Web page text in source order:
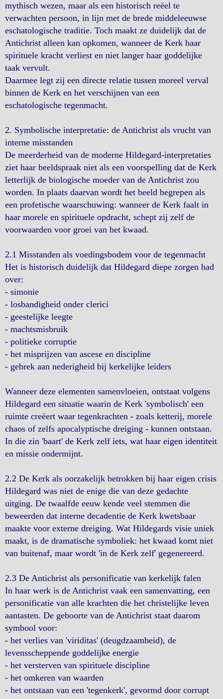
mythisch wezen, maar als een historisch reëel te
verwachten persoon, in lijn met de brede middeleeuwse
eschatologische traditie. Toch maakt ze duidelijk dat de
Antichrist alleen kan opkomen, wanneer de Kerk haar
spirituele kracht verliest en niet langer haar goddelijke
taak vervult.
Daarmee legt zij een directe relatie tussen moreel verval
binnen de Kerk en het verschijnen van een
eschatologische tegenmacht.
2. Symbolische interpretatie: de Antichrist als vrucht van
interne misstanden
De meerderheid van de moderne Hildegard-interpretaties
ziet haar beeldspraak niet als een voorspelling dat de Kerk
letterlijk de biologische moeder van de Antichrist zou
worden. In plaats daarvan wordt het beeld begrepen als
een profetische waarschuwing: wanneer de Kerk faalt in
haar morele en spirituele opdracht, schept zij zelf de
voorwaarden voor groei van het kwaad.
2.1 Misstanden als voedingsbodem voor de tegenmacht
Het is historisch duidelijk dat Hildegard diepe zorgen had
over:
- simonie
- losbandigheid onder clerici
- geestelijke leegte
- machtsmisbruik
- politieke corruptie
- het misprijzen van ascese en discipline
- gebrek aan nederigheid bij kerkelijke leiders
Wanneer deze elementen samenvloeien, ontstaat volgens
Hildegard een situatie waarin de Kerk 'symbolisch' een
ruimte creëert waar tegenkrachten - zoals ketterij, morele
chaos of zelfs apocalyptische dreiging - kunnen ontstaan.
In die zin 'baart' de Kerk zelf iets, wat haar eigen identiteit
en missie ondermijnt.
2.2 De Kerk als oorzakelijk betrokken bij haar eigen crisis
Hildegard was niet de enige die van deze gedachte
uitging. De twaalfde eeuw kende veel stemmen die
beweerden dat interne decadentie de Kerk kwetsbaar
maakte voor externe dreiging. Wat Hildegards visie uniek
maakt, is de dramatische symboliek: het kwaad komt niet
van buitenaf, maar wordt 'in de Kerk zelf' gegenereerd.
2.3 De Antichrist als personificatie van kerkelijk falen
In haar werk is de Antichrist vaak een samenvatting, een
personificatie van alle krachten die het christelijke leven
aantasten. De geboorte van de Antichrist staat daarom
symbool voor:
- het verlies van 'viriditas' (deugdzaamheid), de
levensscheppende goddelijke energie
- het versterven van spirituele discipline
- het omkeren van waarden
- het ontstaan van een 'tegenkerk', gevormd door corrupt